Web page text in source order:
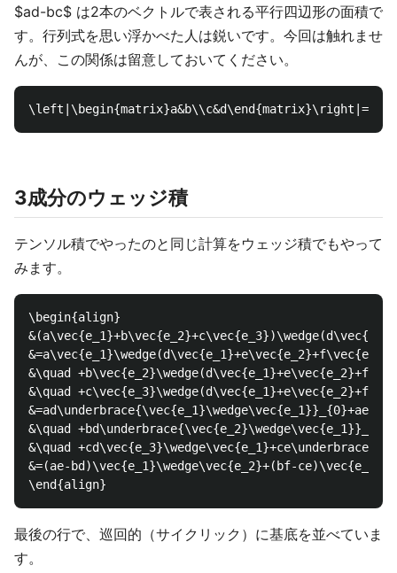
$ad-bc$ は2本のベクトルで表される平行四辺形の面積で
す。行列式を思い浮かべた人は鋭いです。今回は触れませ
んが、この関係は留意しておいてください。
3成分のウェッジ積
テンソル積でやったのと同じ計算をウェッジ積でもやって
みます。
\begin{align}
&\quad
&\quad
&\quad +bd\underbrace{\vec{e_2}\wedge\vec{e_1}}_{-
&\quad
&=(ae-bd)\vec{e_1}\wedge\vec{e_2}+(bf-
最後の行で、巡回的（サイクリック）に基底を並べていま
す。